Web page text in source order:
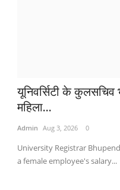
यूनिवर्सिटी के कुलसचिव
महिला...
Admin Aug 3, 2026 0
University Registrar
a female employee's salary...